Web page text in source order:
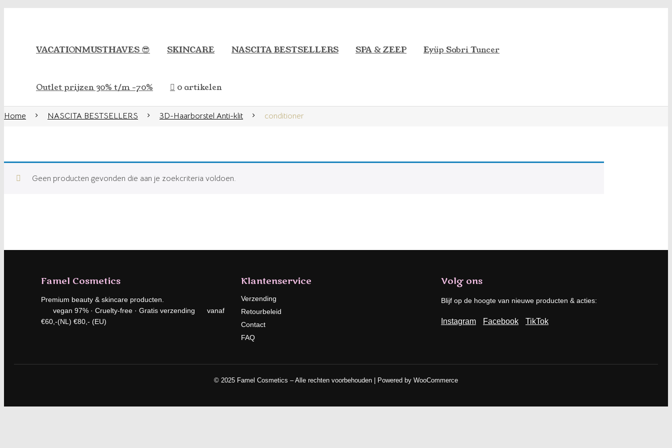
VACATIONMUSTHAVES 😎 SKINCARE NASCITA BESTSELLERS SPA & ZEEP Eyüp Sabri Tuncer
Outlet prijzen 30% t/m -70% 0 artikelen
Home NASCITA BESTSELLERS 3D-Haarborstel Anti-klit conditioner
Geen producten gevonden die aan je zoekcriteria voldoen.
Famel Cosmetics
Premium beauty & skincare producten.
vegan 97% · Cruelty-free · Gratis verzending vanaf
€60,-(NL) €80,- (EU)
Klantenservice
Verzending
Retourbeleid
Contact
FAQ
Volg ons
Blijf op de hoogte van nieuwe producten & acties:
Instagram Facebook TikTok
© 2025 Famel Cosmetics – Alle rechten voorbehouden | Powered by WooCommerce